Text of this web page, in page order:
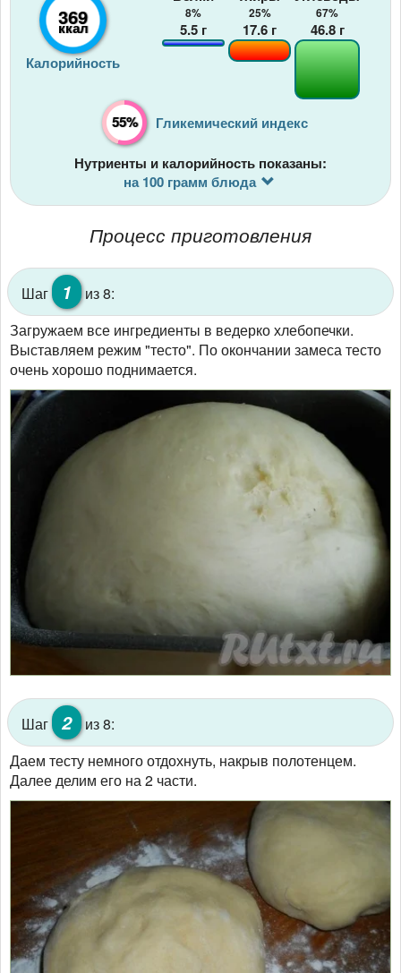
369
ккал
Калорийность
8%
5.5 г
25%
17.6 г
67%
46.8г
55% Гликемический индекс
Нутриенты и калорийность показаны:
на 100 грамм блюда
Процесс приготовления
Шаг 1
из 8:
Загружаем все ингредиенты в ведерко хлебопечки.
Выставляем режим "тесто". По окончании замеса тесто
очень хорошо поднимается.
Шаг 2
из 8:
Даем тесту немного отдохнуть, накрыв полотенцем.
Далее делим его на 2 части.